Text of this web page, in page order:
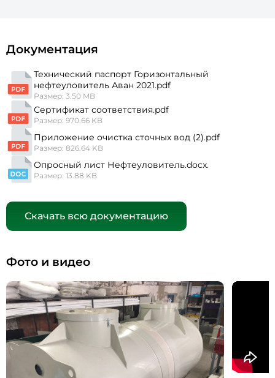
Документация
Технический паспорт Горизонтальный
нефтеуловитель Аван 2021.pdf
Размер: 3.50 MB
Сертификат соответствия.pdf
Размер: 970.66 KB
Приложение очистка сточных вод (2).pdf
Размер: 826.64 KB
Опросный лист Нефтеуловитель.docx.
Размер: 13.88 KB
Скачать всю документацию
Фото и видео